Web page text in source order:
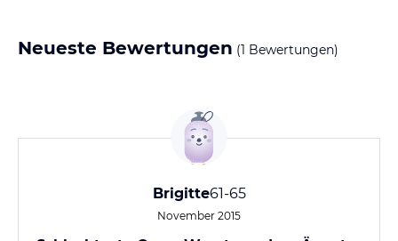
Neueste Bewertungen (1 Bewertungen)
Brigitte61-65
November 2015